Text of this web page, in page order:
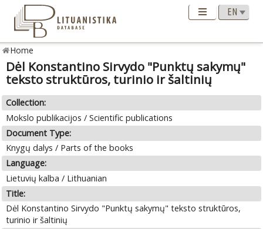
Home
Dėl Konstantino Sirvydo "Punktų sakymų"
teksto struktūros, turinio ir šaltinių
Collection:
Mokslo publikacijos / Scientific publications
Document Type:
Knygų dalys / Parts of the books
Language:
Lietuvių kalba / Lithuanian
Title:
Dėl Konstantino Sirvydo "Punktų sakymų" teksto struktūros,
turinio ir šaltinių